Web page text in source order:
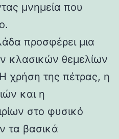
μνημεία που
προσφέρει μια
κλασικών θεμελίων
χρήση της πέτρας, η
και η
στο φυσικό
τα βασικά